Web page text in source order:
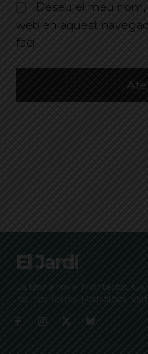
Deseu el meu
web en aquest
faci.
El Jardí
La Bonanova, Monterols,
les Tres Torres, Pedralbes,